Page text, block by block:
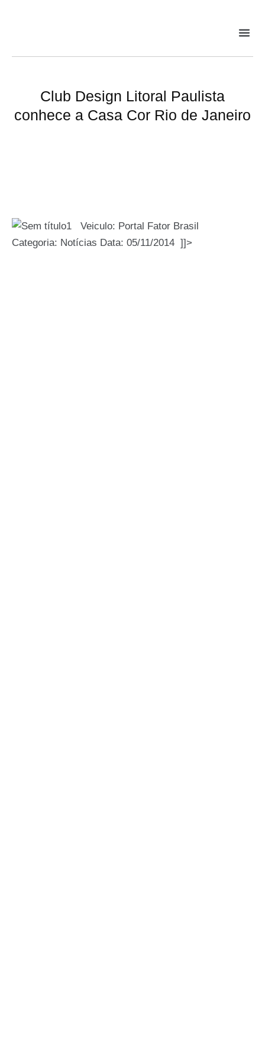
Club Design Litoral Paulista
conhece a Casa Cor Rio de Janeiro
Veiculo: Portal Fator Brasil
Categoria: Notícias Data: 05/11/2014 ]]>